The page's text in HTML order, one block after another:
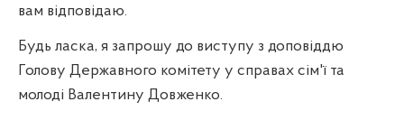
вам відповідаю.
Будь ласка, я запрошу до виступу з доповіддю
Голову Державного комітету у справах сім'ї та
молоді Валентину Довженко.